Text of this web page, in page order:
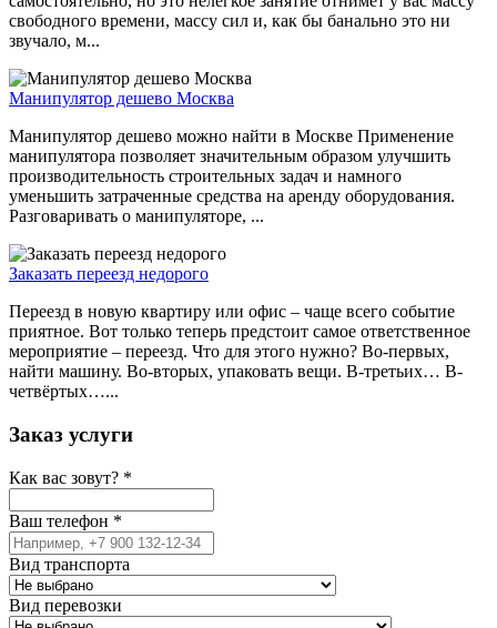
свободного времени, массу сил и, как бы банально это ни
звучало, м...
Манипулятор дешево Москва
Манипулятор дешево можно найти в Москве Применение
манипулятора позволяет значительным образом улучшить
производительность строительных задач и намного
уменьшить затраченные средства на аренду оборудования.
Разговаривать о манипуляторе, ...
Заказать переезд недорого
Переезд в новую квартиру или офис – чаще всего событие
приятное. Вот только теперь предстоит самое ответственное
мероприятие – переезд. Что для этого нужно? Во-первых,
найти машину. Во-вторых, упаковать вещи. В-третьих… В-
четвёртых…...
Заказ услуги
Как вас зовут? *
Ваш телефон *
Вид транспорта
Вид перевозки